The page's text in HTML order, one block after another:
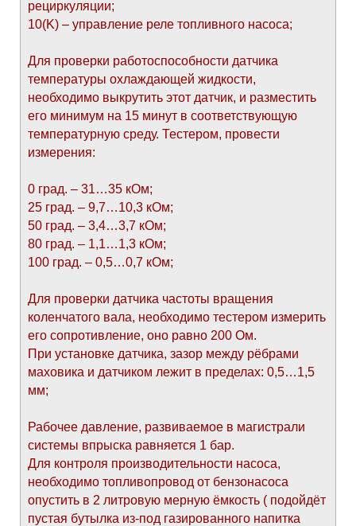
рециркуляции;
10(K) – управление реле топливного насоса;
Для проверки работоспособности датчика
температуры охлаждающей жидкости,
необходимо выкрутить этот датчик, и разместить
его минимум на 15 минут в соответствующую
температурную среду. Тестером, провести
измерения:
0 град. – 31…35 кОм;
25 град. – 9,7…10,3 кОм;
50 град. – 3,4…3,7 кОм;
80 град. – 1,1…1,3 кОм;
100 град. – 0,5…0,7 кОм;
Для проверки датчика частоты вращения
коленчатого вала, необходимо тестером измерить
его сопротивление, оно равно 200 Ом.
При установке датчика, зазор между рёбрами
маховика и датчиком лежит в пределах: 0,5…1,5
мм;
Рабочее давление, развиваемое в магистрали
системы впрыска равняется 1 бар.
Для контроля производительности насоса,
необходимо топливопровод от бензонасоса
опустить в 2 литровую мерную ёмкость ( подойдёт
пустая бутылка из-под газированного напитка